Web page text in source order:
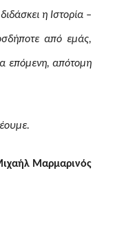
η Ιστορία –
από εμάς,
επόμενη, απότομη
Μαρμαρινός